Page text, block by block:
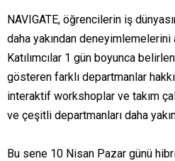
NAVIGATE, öğrencilerin iş
daha yakından
Katılımcılar 1 gün boyunca
gösteren farklı departmanlar
interaktif workshoplar ve takım
ve çeşitli departmanları daha
Bu sene 10 Nisan Pazar günü